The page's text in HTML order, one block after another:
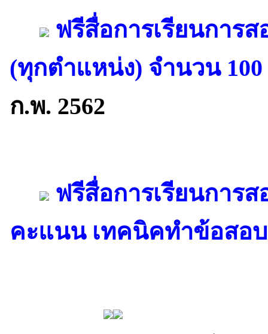
ฟรีสื่อการเรียนการ
(ทุกตำแหน่ง) จำนวน
ก.พ. 2562
ฟรีสื่อการเรียนการ
คะแนน เทคนิคทำข้อสอ